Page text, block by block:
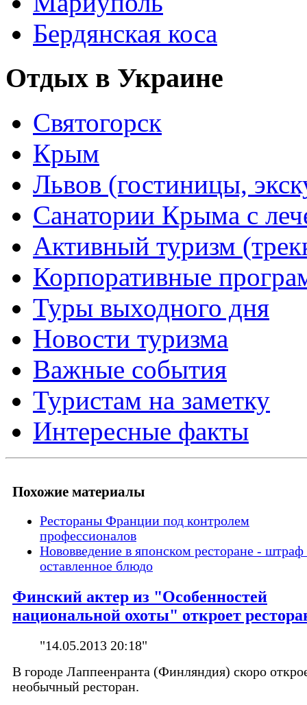
Бердянская коса
Отдых в Украине
Святогорск
Крым
Львов (гостиницы,
Санатории Крыма с
Активный туризм
Корпоративные
Туры выходного дня
Новости туризма
Важные события
Туристам на заметку
Интересные факты
Похожие материалы
Рестораны Франции под контролем
профессионалов
Нововведение в японском ресторане - штраф
оставленное блюдо
Финский актер из "Особенностей
национальной охоты" откроет
"14.05.2013 20:18"
В городе Лаппеенранта (Финляндия) скоро
необычный ресторан.